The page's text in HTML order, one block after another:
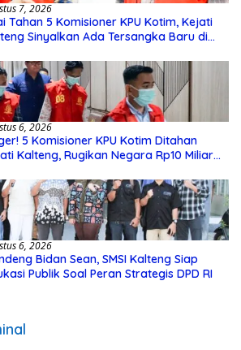
7, 2026
Tahan 5 Komisioner KPU Kotim, Kejati
Sinyalkan Ada Tersangka Baru di
6, 2026
5 Komisioner KPU Kotim Ditahan
Kalteng, Rugikan Negara Rp10 Miliar
6, 2026
Bidan Sean, SMSI Kalteng Siap
Publik Soal Peran Strategis DPD RI